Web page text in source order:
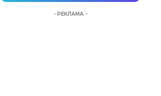
- РЕКЛАМА -